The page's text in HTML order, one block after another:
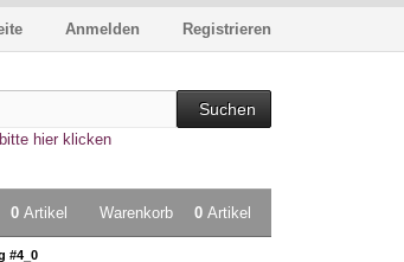
Registrieren
Anmelden
Suchen
hier klicken
Warenkorb 0 Artikel
0 Artikel
#4_0